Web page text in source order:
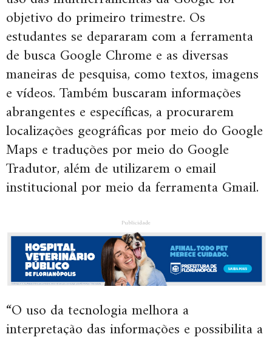
objetivo do primeiro trimestre. Os
estudantes se depararam com a ferramenta
de busca Google Chrome e as diversas
maneiras de pesquisa, como textos, imagens
e vídeos. Também buscaram informações
abrangentes e específicas, a procurarem
localizações geográficas por meio do Google
Maps e traduções por meio do Google
Tradutor, além de utilizarem o email
institucional por meio da ferramenta Gmail.
Publicidade
“O uso da tecnologia melhora a
interpretação das informações e possibilita a